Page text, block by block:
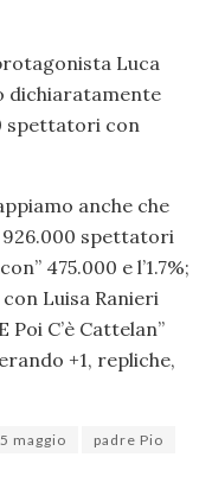
Luca
dichiaratamente
spettatori con
anche che
926.000 spettatori
475.000 e l’1.7%;
con Luisa Ranieri
Poi C’è Cattelan”
+1, repliche,
maggio padre Pio